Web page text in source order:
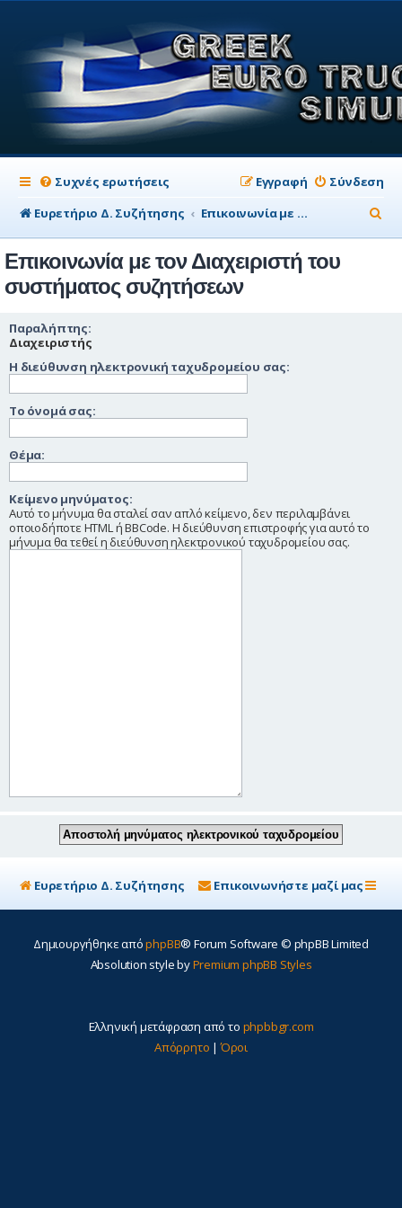
Συχνές ερωτήσεις Σύνδεση
Εγγραφή
Ευρετήριο Δ. Συζήτησης
Επικοινωνία με τον Διαχειριστή του συστήματος συζητήσεων
ν
Επικοινωνία με τον Διαχειριστή του
συστήματος συζητήσεων
Παραλήπτης:
Διαχειριστής
Η διεύθυνση ηλεκτρονική ταχυδρομείου σας:
Το όνομά σας:
Θέμα:
Κείμενο μηνύματος:
Αυτό το μήνυμα θα σταλεί σαν απλό κείμενο, δεν περιλαμβάνει
οποιοδήποτε HTML ή BBCode. Η διεύθυνση επιστροφής για αυτό το
μήνυμα θα τεθεί η διεύθυνση ηλεκτρονικού ταχυδρομείου σας.
Ευρετήριο Δ. Συζήτησης Επικοινωνήστε μαζί μας
Δημιουργήθηκε απόphpBB® Forum Software © phpBB Limited
Absolution style byPremium phpBB Styles
Ελληνική μετάφραση από το phpbbgr.com
Απόρρητο |Όροι